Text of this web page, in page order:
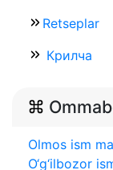
Retseplar
Крилча
Olmos ism
O‘g‘ilbozor